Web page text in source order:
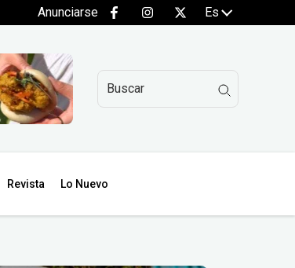
Anunciarse Es
Revista Lo Nuevo